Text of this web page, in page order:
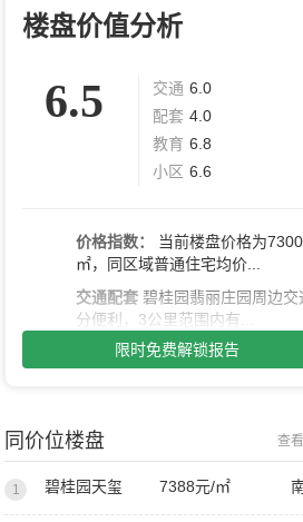
蓝天：上周我已经签合同了。
楼盘价值分析
6.5 交通 6.0
配套 4.0
教育 6.8
小区 6.6
价格指数：
㎡，同区域普通住宅均价...
交通配套
分便利，3公里范围内有...
限时免费解锁报告
同价位楼盘 查
1 碧桂园天玺 7388元/㎡